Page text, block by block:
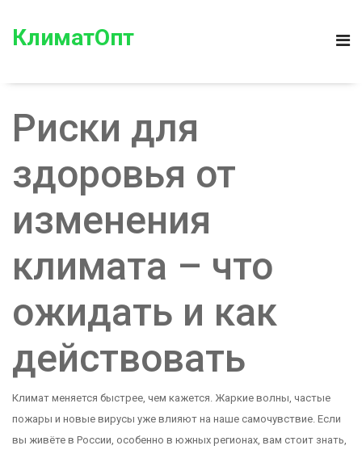
КлиматОпт
Риски для
здоровья от
изменения
климата – что
ожидать и как
действовать
Климат меняется быстрее, чем кажется. Жаркие волны, частые
пожары и новые вирусы уже влияют на наше самочувствие. Если
вы живёте в России, особенно в южных регионах, вам стоит знать,